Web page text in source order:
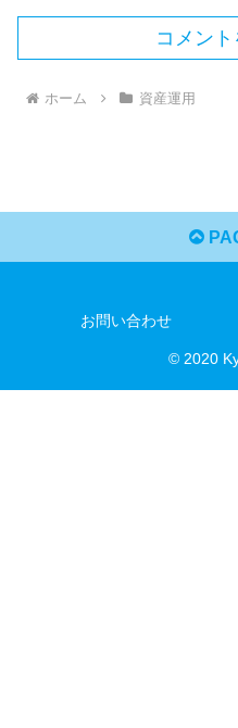
コメン
ホーム 資産運用
お問い合わせ
© 2020